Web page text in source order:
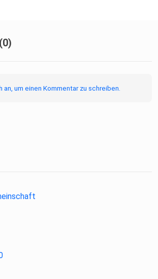
an, um einen Kommentar zu schreiben.